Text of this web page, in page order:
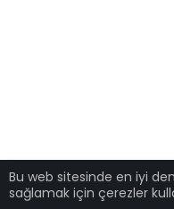
Bu web sitesinde en iyi
sağlamak için çerezler